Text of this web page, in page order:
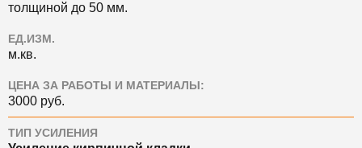
толщиной до 50 мм.
ЕД.ИЗМ.
м.кв.
ЦЕНА ЗА РАБОТЫ И МАТЕРИАЛЫ:
3000 руб.
ТИП УСИЛЕНИЯ